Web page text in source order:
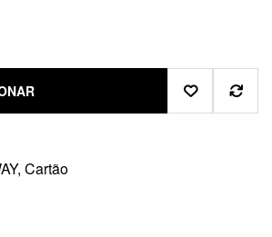
Cartão